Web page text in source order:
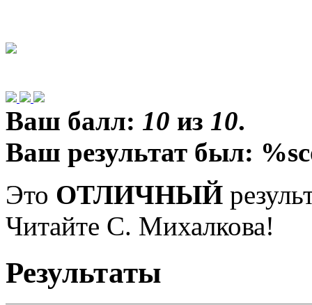
Ваш балл: 10 из 10.
Ваш результат был:
Это ОТЛИЧНЫЙ
Читайте С. Михалкова!
Результаты